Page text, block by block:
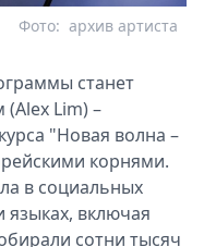
архив артиста
Фото:
станет
Lim) –
"Новая волна –
корнями.
в социальных
языках, включая
сотни тысяч